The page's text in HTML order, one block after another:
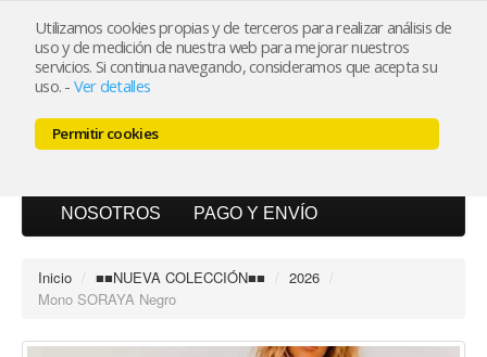
Utilizamos cookies propias y de terceros para realizar análisis de
uso y de medición de nuestra web para mejorar nuestros
servicios. Si continua navegando, consideramos que acepta su
uso. - Ver detalles
Permitir cookies
Mi cuenta
NOSOTROS PAGO Y ENVÍO
Inicio / ■■NUEVA COLECCIÓN■■ / 2026 /
Mono SORAYA Negro